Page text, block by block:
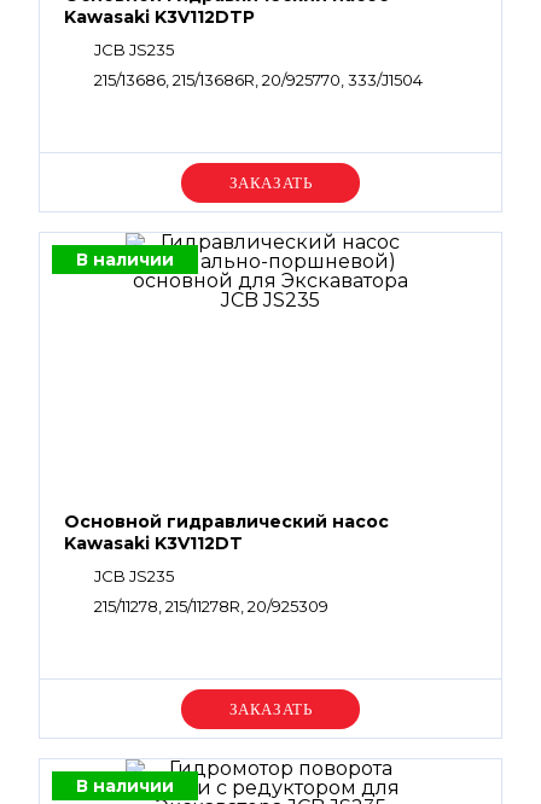
Kawasaki K3V112DTP
JCB JS235
215/13686, 215/13686R, 20/925770, 333/J1504
Уточняйте цену
В наличии
Основной гидравлический насос
Kawasaki K3V112DT
JCB JS235
215/11278, 215/11278R, 20/925309
Уточняйте цену
В наличии